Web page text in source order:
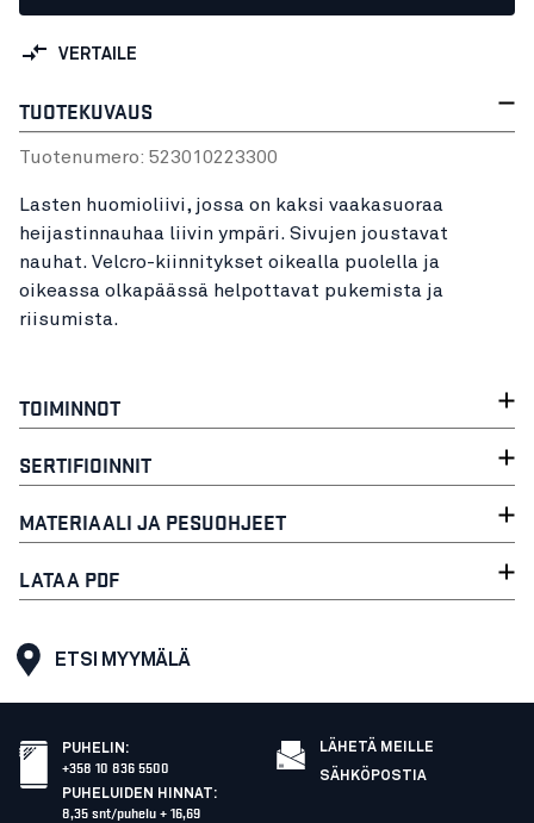
VERTAILE
TUOTEKUVAUS
Tuotenumero: 523010223300
Lasten huomioliivi, jossa on kaksi vaakasuoraa
heijastinnauhaa liivin ympäri. Sivujen joustavat
nauhat. Velcro-kiinnitykset oikealla puolella ja
oikeassa olkapäässä helpottavat pukemista ja
riisumista.
TOIMINNOT
SERTIFIOINNIT
MATERIAALI JA PESUOHJEET
LATAA PDF
ETSI MYYMÄLÄ
PUHELIN :
+358 10 836 5500
PUHELUIDEN HINNAT:
8,35 snt/puhelu + 16,69
LÄHETÄ MEILLE
SÄHKÖPOSTIA